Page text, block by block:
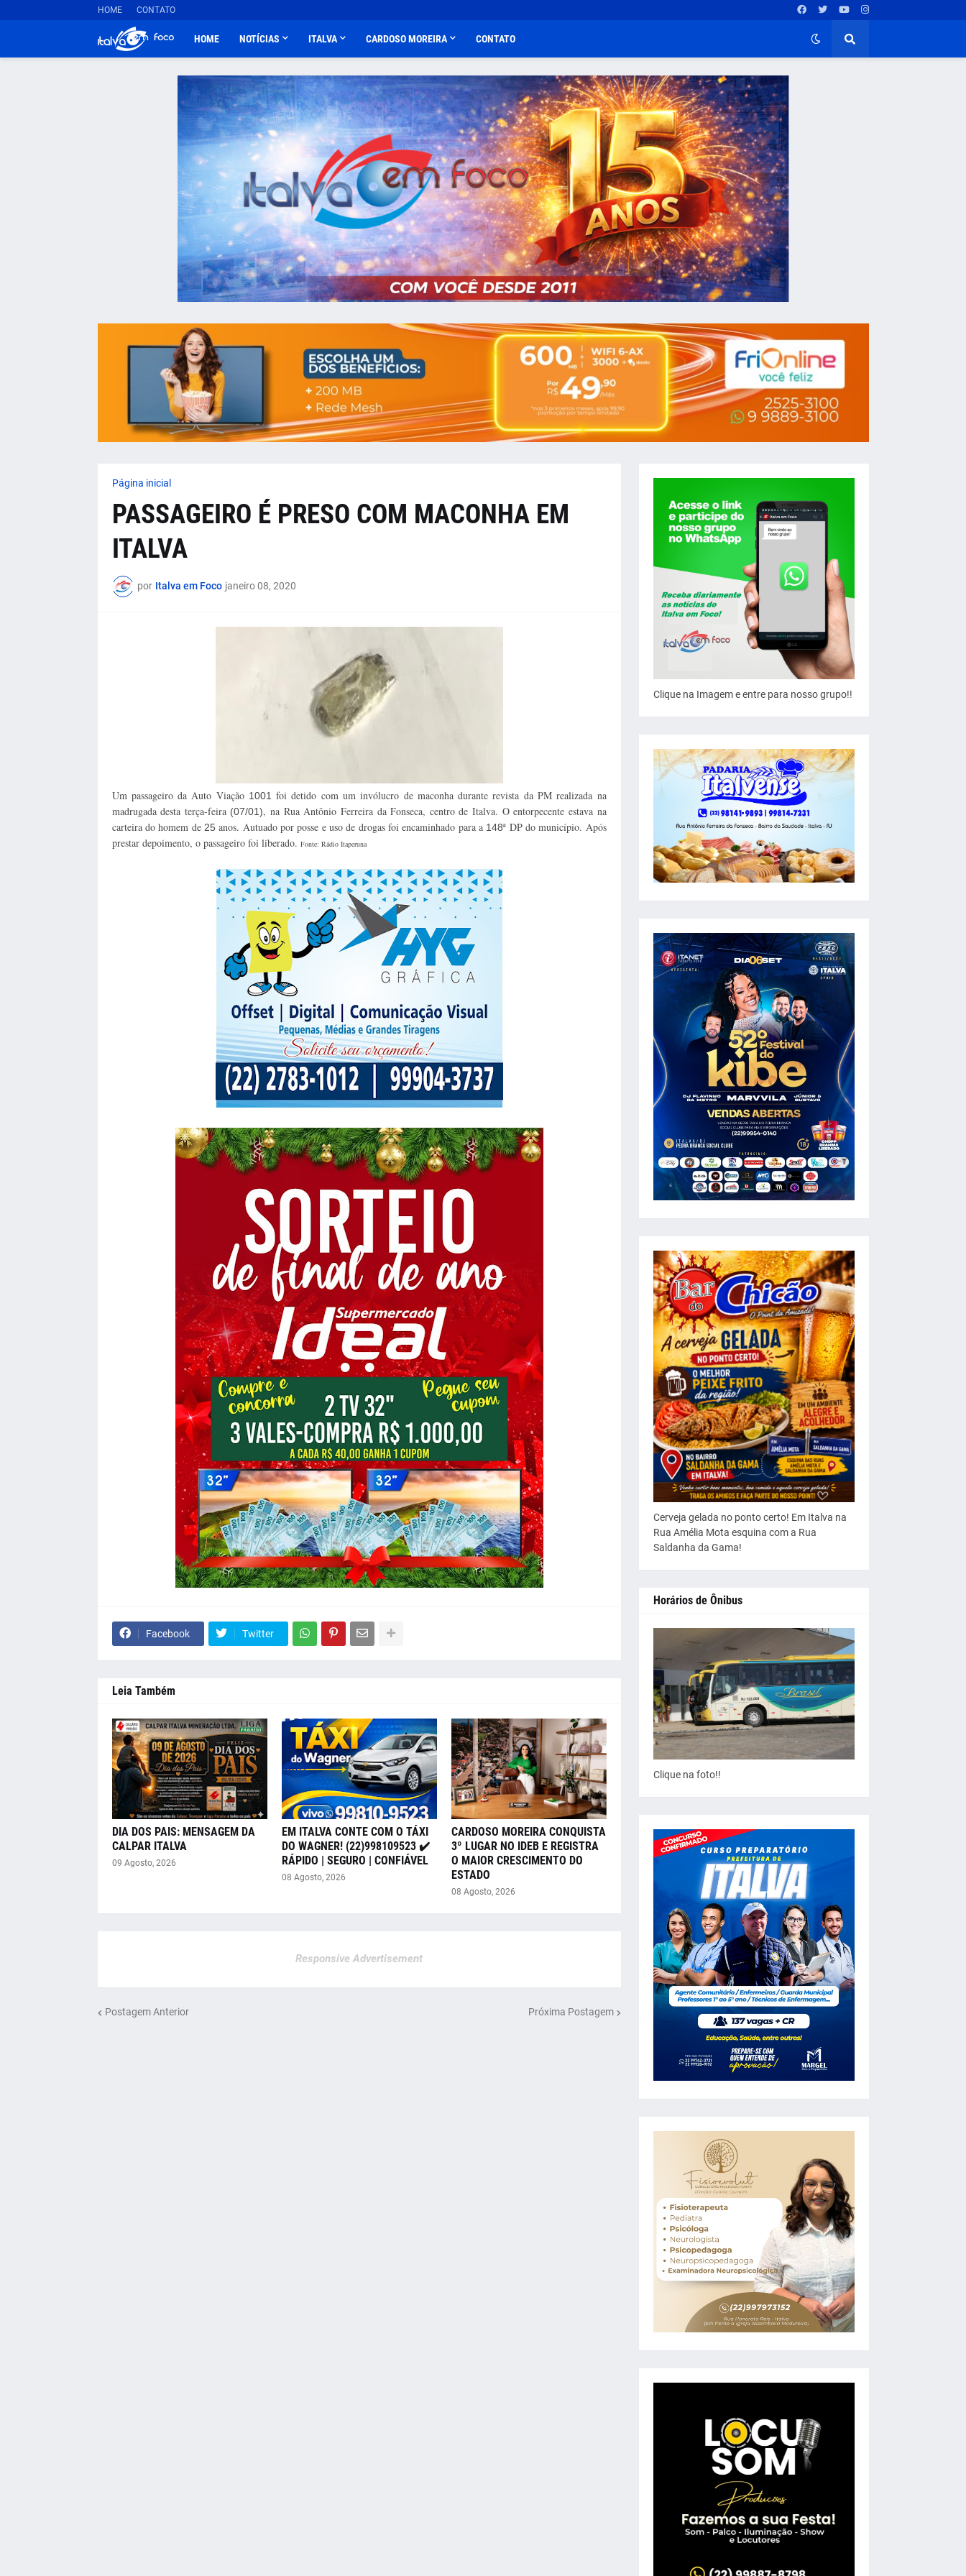
HOME CONTATO
HOME NOTÍCIAS ITALVA CARDOSO MOREIRA CONTATO
Página inicial
PASSAGEIRO É PRESO COM MACONHA EM
ITALVA
por Italva em Foco janeiro 08, 2020
Um passageiro da Auto Viação 1001 foi detido com um invólucro de maconha durante revista da PM realizada na
madrugada desta terça-feira (07/01), na Rua Antônio Ferreira da Fonseca, centro de Italva. O entorpecente estava na
carteira do homem de 25anos. Autuado por posse e uso de drogas foi encaminhado para a 148ª DP do município. Após
prestar depoimento, o passageiro foi liberado. Fonte: Rádio Itaperuna
Facebook Twitter
Leia Também
DIA DOS PAIS: MENSAGEM DA
CALPAR ITALVA
09 Agosto, 2026
EM ITALVA CONTE COM O TÁXI
DO WAGNER! (22)998109523 ✔️
RÁPIDO | SEGURO | CONFIÁVEL
08 Agosto, 2026
CARDOSO MOREIRA CONQUISTA
3º LUGAR NO IDEB E REGISTRA
O MAIOR CRESCIMENTO DO
ESTADO
08 Agosto, 2026
Responsive Advertisement
Postagem Anterior Próxima Postagem
Clique na Imagem e entre para nosso grupo!!
Cerveja gelada no ponto certo! Em Italva na
Rua Amélia Mota esquina com a Rua
Saldanha da Gama!
Horários de Ônibus
Clique na foto!!